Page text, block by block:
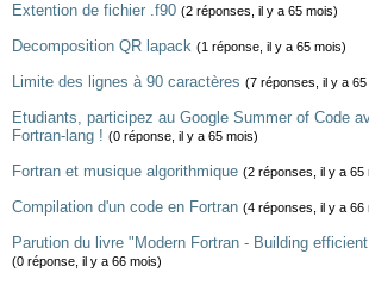
Extention de fichier .f90 (2 réponses, il y a 65 mois)
Decomposition QR lapack (1 réponse, il y a 65 mois)
Limite des lignes à 90 caractères (7 réponses, il y a 65
Etudiants, participez au Google Summer of Code
Fortran-lang ! (0 réponse, il y a 65 mois)
Fortran et musique algorithmique (2 réponses, il y a 65
Compilation d'un code en Fortran (4 réponses, il y a 66
Parution du livre "Modern Fortran - Building
(0 réponse, il y a 66 mois)